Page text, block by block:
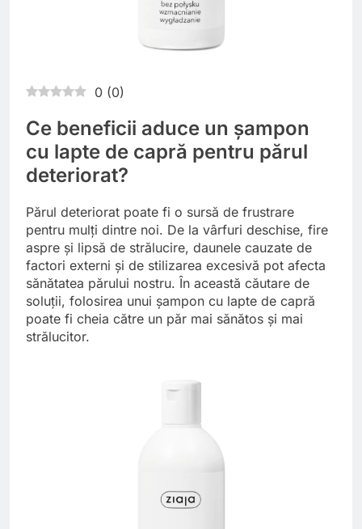
0 (0)
Ce beneficii aduce un șampon
cu lapte de capră pentru părul
deteriorat?
Părul deteriorat poate fi o sursă de frustrare
pentru mulți dintre noi. De la vârfuri deschise, fire
aspre și lipsă de strălucire, daunele cauzate de
factori externi și de stilizarea excesivă pot afecta
sănătatea părului nostru. În această căutare de
soluții, folosirea unui șampon cu lapte de capră
poate fi cheia către un păr mai sănătos și mai
strălucitor.